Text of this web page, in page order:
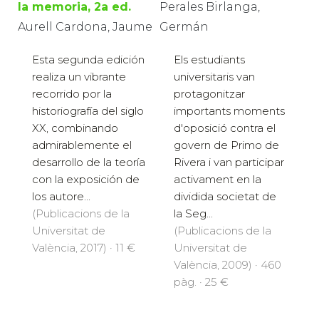
la memoria, 2a ed.
Aurell Cardona, Jaume
Esta segunda edición
realiza un vibrante
recorrido por la
historiografía del siglo
XX, combinando
admirablemente el
desarrollo de la teoría
con la exposición de
los autore...
(Publicacions de la
Universitat de
València, 2017) · 11 €
Perales Birlanga,
Germán
Els estudiants
universitaris van
protagonitzar
importants moments
d'oposició contra el
govern de Primo de
Rivera i van participar
activament en la
dividida societat de
la Seg...
(Publicacions de la
Universitat de
València, 2009) · 460
pàg. · 25 €